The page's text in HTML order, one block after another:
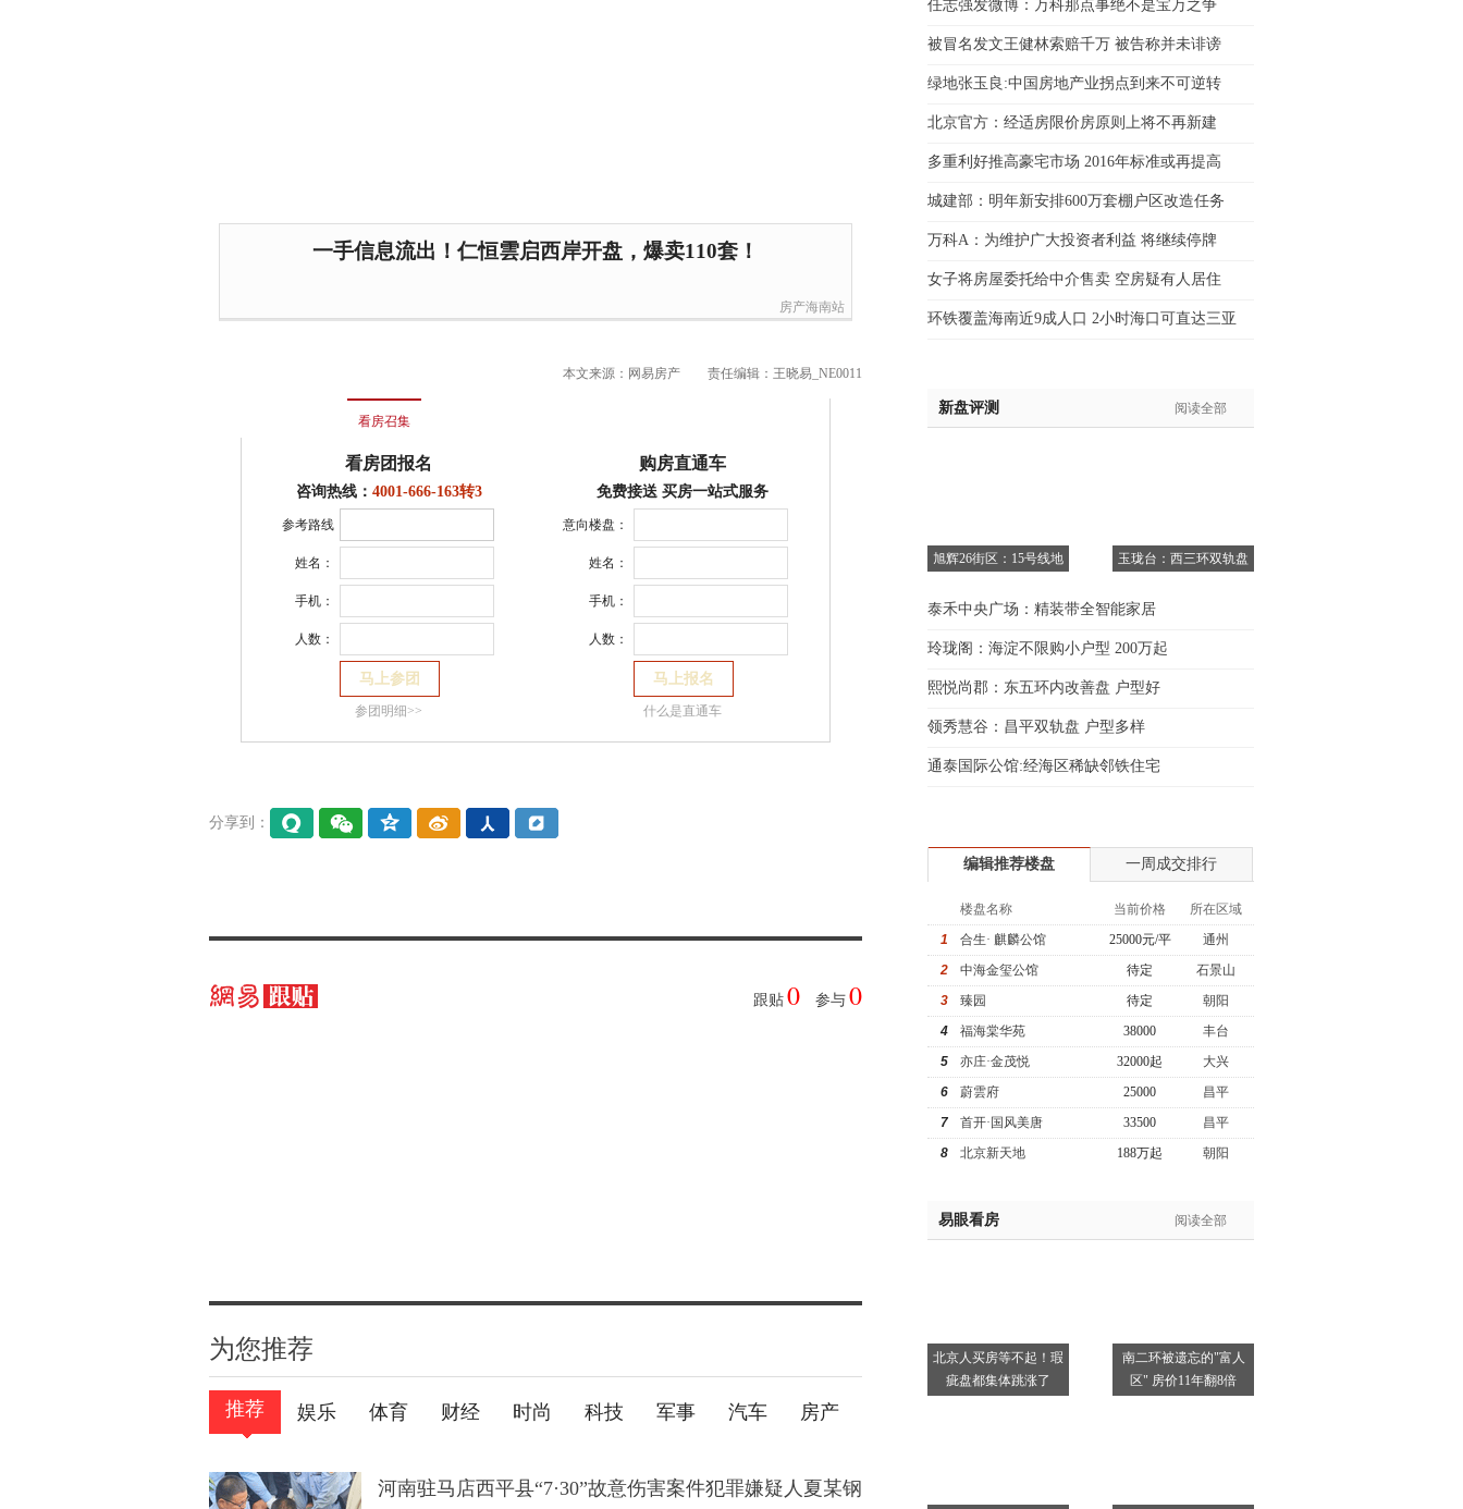
一手信息流出！仁恒雲启西岸开盘，爆卖110套！
房产海南站
本文来源：网易房产 责任编辑：王晓易_NE0011
看房召集
看房团报名
咨询热线： 4001-666-163转3
参考路线
姓名：
手机：
人数：
参团明细>>
购房直通车
免费接送 买房一站式服务
意向楼盘：
姓名：
手机：
人数：
什么是直通车
分享到：
跟贴 0 参与 0
为您推荐
推荐 娱乐 体育 财经 时尚 科技 军事 汽车 房产
河南驻马店西平县“7·30”故意伤害案件犯罪嫌疑人夏某钢
赵先生:139****8548
吴小姐:139****6438
姚先生:137****6367
黄先生:138****7263
任志强发微博：万科那点事绝不是宝万之争
被冒名发文王健林索赔千万 被告称并未诽谤
绿地张玉良:中国房地产业拐点到来不可逆转
北京官方：经适房限价房原则上将不再新建
多重利好推高豪宅市场 2016年标准或再提高
城建部：明年新安排600万套棚户区改造任务
万科A：为维护广大投资者利益 将继续停牌
女子将房屋委托给中介售卖 空房疑有人居住
环铁覆盖海南近9成人口 2小时海口可直达三亚
新盘评测 阅读全部
旭辉26街区：15号线地 玉珑台：西三环双轨盘
泰禾中央广场：精装带全智能家居
玲珑阁：海淀不限购小户型 200万起
熙悦尚郡：东五环内改善盘 户型好
领秀慧谷：昌平双轨盘 户型多样
通泰国际公馆:经海区稀缺邻铁住宅
编辑推荐楼盘 一周成交排行
楼盘名称 当前价格
所在区域
1
合生· 麒麟公馆 25000元/平
通州
2
中海金玺公馆 待定
石景山
3
臻园 待定
朝阳
4
福海棠华苑 38000
丰台
5
亦庄·金茂悦 32000起
大兴
6
蔚雲府 25000
昌平
7
首开·国风美唐 33500
昌平
8
北京新天地 188万起 朝阳
易眼看房 阅读全部
北京人买房等不起！瑕
疵盘都集体跳涨了
南二环被遗忘的"富人
区" 房价11年翻8倍